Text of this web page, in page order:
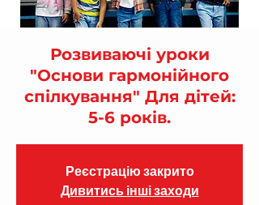
Розвиваючі уроки
"Основи гармонійного
спілкування" Для дітей:
5-6 років.
Реєстрацію закрито
Дивитись інші заходи